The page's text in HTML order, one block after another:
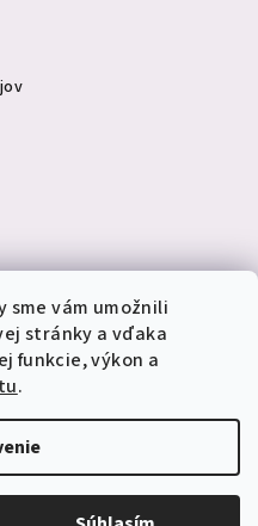
sme vám umožnili
stránky a vďaka
funkcie, výkon a
tu.
práva vyhradené.Upraviť
Shoptet